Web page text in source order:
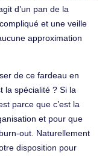
d’un pan de la
et une veille
approximation
de ce fardeau en
la spécialité ? Si la
parce que c’est la
et pour que
out. Naturellement
disposition pour